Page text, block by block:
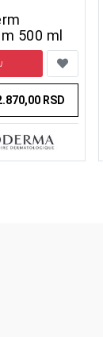
500 ml
RSD